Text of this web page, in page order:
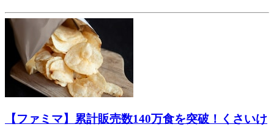
【ファミマ】累計販売数140万食を突破！くさいけ